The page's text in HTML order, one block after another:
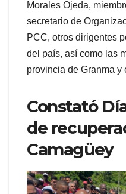
Morales Ojeda,
secretario de
PCC, otros dirigentes
del país, así como las
provincia de Granma
Constató
de
Camagüey